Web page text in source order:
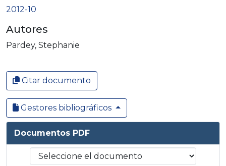
2012-10
Autores
Pardey, Stephanie
Citar documento
Gestores bibliográficos
Documentos PDF